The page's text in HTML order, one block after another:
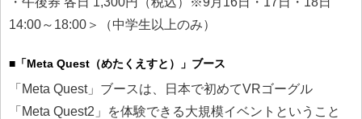
14:00～18:00＞（中学生以上のみ）
■「Meta Quest（めたくえすと）」ブース
「Meta Quest」ブースは、日本で初めてVRゴーグル
「Meta Quest2」を体験できる大規模イベントということ